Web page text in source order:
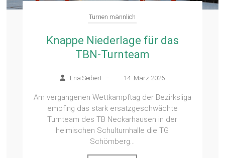
Turnen männlich
Knappe Niederlage für das
TBN-Turnteam
Ena Seibert – 14. März 2026
Am vergangenen Wettkampftag der Bezirksliga
empfing das stark ersatzgeschwächte
Turnteam des TB Neckarhausen in der
heimischen Schulturnhalle die TG
Schömberg...